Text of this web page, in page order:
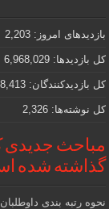
که
دنبالش
هستید
بازدیدهای امروز:2,203
کل بازدیدها:6,968,029
کل بازدیدکنند‌گان:
کل نوشته‌ها:2,326
مباحث جدیدی
گذاشته شده